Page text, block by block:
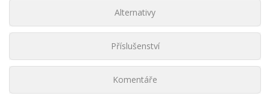
Alternativy
Příslušenství
Komentáře